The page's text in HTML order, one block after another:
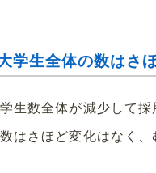
学生全体の数はさ
生数全体が減少して
はさほど変化はなく